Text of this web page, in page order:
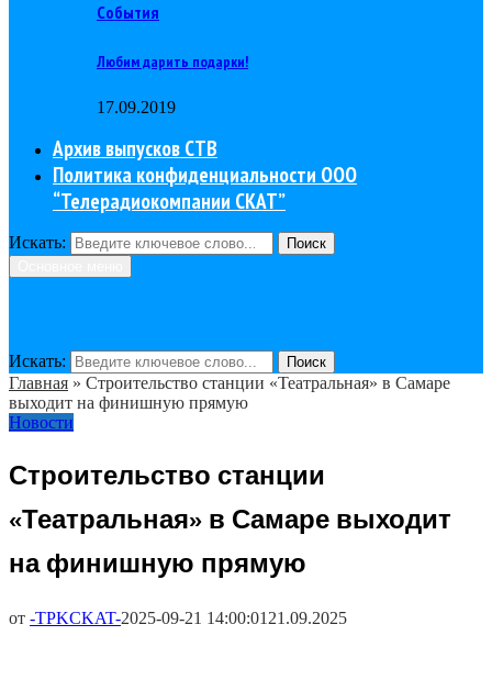
События
Любим дарить подарки!
17.09.2019
Архив выпусков СТВ
Политика конфиденциальности ООО
“Телерадиокомпании СКАТ”
Искать:
Поиск
Искать: Поиск
Главная » Строительство станции «Театральная» в Самаре
выходит на финишную прямую
Новости
Строительство станции
«Театральная» в Самаре выходит
на финишную прямую
от -TPKCKAT-2025-09-21 14:00:01 21.09.2025